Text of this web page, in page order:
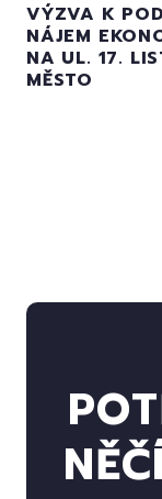
VÝZVA K
NÁJEM
NA UL. 17.
MĚSTO